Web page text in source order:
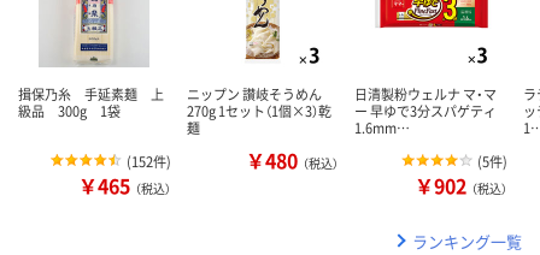
揖保乃糸 手延素麺 上
級品 300g 1袋
(152件)
￥465 （税込）
ニップン 讃岐そうめん
270g 1セット（1個×3）乾
麺
￥480 （税込）
日清製粉ウェルナ マ・マ
ー 早ゆで3分スパゲティ
1.6mm…
(5件)
￥902 （税込）
ランキング一覧